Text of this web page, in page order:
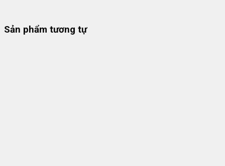
Sản phẩm tương tự